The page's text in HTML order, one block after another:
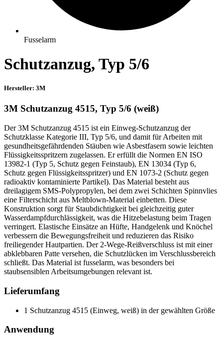
Fusselarm
Schutzanzug, Typ 5/6
Hersteller: 3M
3M Schutzanzug 4515, Typ 5/6 (weiß)
Der 3M Schutzanzug 4515 ist ein Einweg-Schutzanzug der
Schutzklasse Kategorie III, Typ 5/6, und damit für Arbeiten mit
gesundheitsgefährdenden Stäuben wie Asbestfasern sowie leichten
Flüssigkeitsspritzern zugelassen. Er erfüllt die Normen EN ISO
13982-1 (Typ 5, Schutz gegen Feinstaub), EN 13034 (Typ 6,
Schutz gegen Flüssigkeitsspritzer) und EN 1073-2 (Schutz gegen
radioaktiv kontaminierte Partikel). Das Material besteht aus
dreilagigem SMS-Polypropylen, bei dem zwei Schichten Spinnvlies
eine Filterschicht aus Meltblown-Material einbetten. Diese
Konstruktion sorgt für Staubdichtigkeit bei gleichzeitig guter
Wasserdampfdurchlässigkeit, was die Hitzebelastung beim Tragen
verringert. Elastische Einsätze an Hüfte, Handgelenk und Knöchel
verbessern die Bewegungsfreiheit und reduzieren das Risiko
freiliegender Hautpartien. Der 2-Wege-Reißverschluss ist mit einer
abklebbaren Patte versehen, die Schutzlücken im Verschlussbereich
schließt. Das Material ist fusselarm, was besonders bei
staubsensiblen Arbeitsumgebungen relevant ist.
Lieferumfang
1 Schutzanzug 4515 (Einweg, weiß) in der gewählten Größe
Anwendung